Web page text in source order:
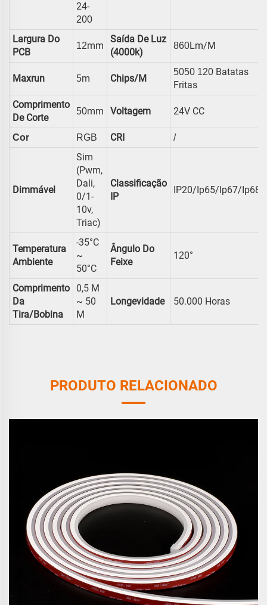
24-
200
Largura Do
PCB
12Mm
Saída De Luz
(4000k)
860Lm/m
Maxrun 5M Chips/m
5050 120 Batatas
Fritas
Comprimento
De Corte
50Mm Voltagem 24V CC
Cor RGB CRI /
Dimmável
Sim
(pwm,
Dali,
0/1-
10v,
Triac)
Classificação
IP
IP20/ip65/ip67/ip68
Temperatura
Ambiente
-35°C
~
50°C
Ângulo Do
Feixe
1 20°
Comprimento
Da
Tira/bobina
0,5 M
~ 50
M
Longevidade 50.000 Horas
PRODUTO RELACIONADO